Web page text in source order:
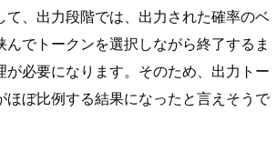
て、出力段階では、出力された確率のベ
んでトークンを選択しながら終了するま
が必要になります。そのため、出力トー
ほぼ比例する結果になったと言えそうで